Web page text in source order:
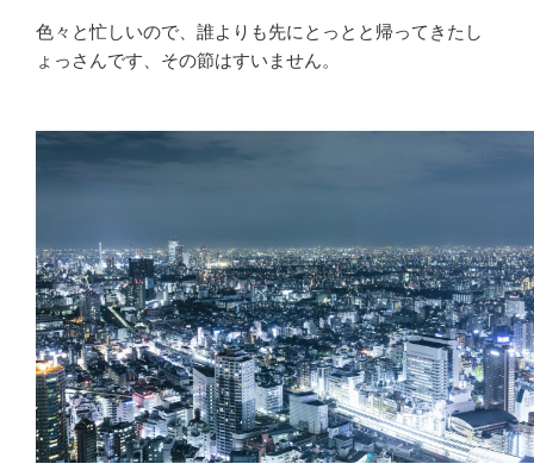
色々と忙しいので、誰よりも先にとっとと帰ってきたし
ょっさんです、その節はすいません。